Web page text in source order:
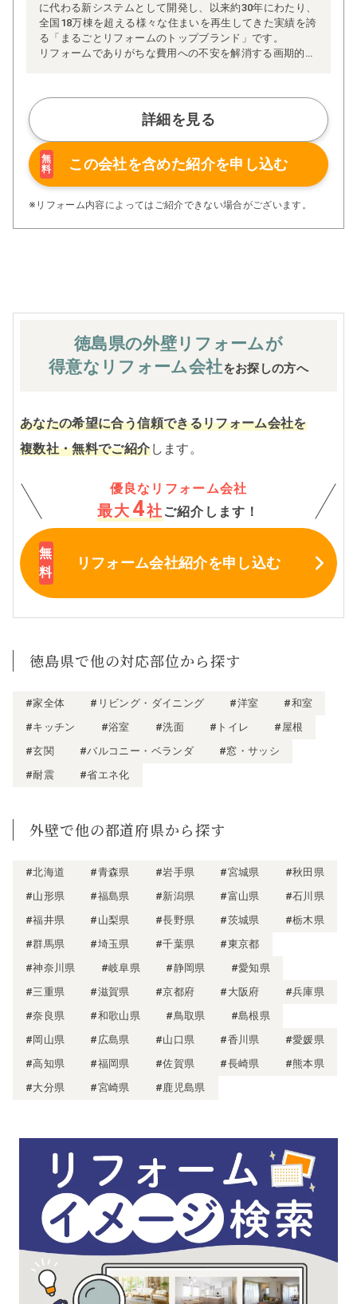
に代わる新システムとして開発し、以来約30年にわたり、
全国18万棟を超える様々な住まいを再生してきた実績を誇
る「まるごとリフォームのトップブランド」です。
リフォームでありがちな費用への不安を解消する画期的な
ム」、経験豊かなセールスエンジニアによる「一貫担当
制」などが高い信頼を得ています。
また、大規模リフォームに習熟した施工管理者が現場を統
括する「専属棟梁制」、豊富な実績に裏付けられた充実の
施工マニュアルや検査体制により高い施工品質を実現。
さらに、住友不動産のリフォームならではの充実の保証、
アフターサービス体制で工事後も安心です。
ぜひ、あなたの大切なお住まいの再生を私たちにお任せく
詳細を見る
無
料
この会社を含めた紹介を申し込む
※リフォーム内容によってはご紹介できない場合がございます。
徳島県の外壁 リフォームが
得意なリフォーム会社をお探しの方へ
あなたの希望に合う信頼できるリフォーム会社を
複数社・無料でご紹介します。
優良なリフォーム会社
最大 4社 ご紹介します！
リフォーム会社紹介を申し込む
徳島県で他の対応部位から探す
#家全体 #リビング・ダイニング #洋室
#和室
#キッチン
#浴室 #洗面 #トイレ
#屋根
#玄関
#バルコニー・ベランダ
#窓・サッシ
#耐震
#省エネ化
外壁で他の都道府県から探す
#北海道 #青森県 #岩手県 #宮城県
#秋田県
#山形県
#福島県 #新潟県 #富山県
#石川県
#福井県
#山梨県 #長野県 #茨城県
#栃木県
#群馬県
#埼玉県 #千葉県
#東京都
#神奈川県
#岐阜県 #静岡県
#愛知県
#三重県
#滋賀県 #京都府 #大阪府
#兵庫県
#奈良県
#和歌山県 #鳥取県
#島根県
#岡山県
#広島県 #山口県 #香川県
#愛媛県
#高知県
#福岡県 #佐賀県 #長崎県
#熊本県
#大分県
#宮崎県 #鹿児島県